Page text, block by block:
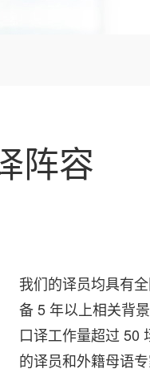
阵容
我们的译员均具有
备 5 年以上相关背
口译工作量超过 50
的译员和外籍母语